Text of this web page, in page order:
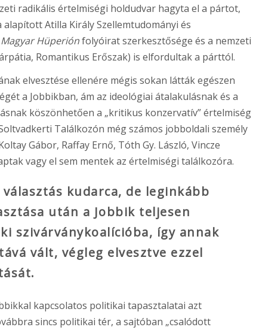
radikális értelmiségi holdudvar hagyta el a pártot,
Atilla Király Szellemtudományi és
Magyar Hüperiónfolyóirat szerkesztősége és a nemzeti
Romantikus Erőszak) is elfordultak a párttól.
elvesztése ellenére mégis sokan látták egészen
a Jobbikban, ám az ideológiai átalakulásnak és a
köszönhetően a „kritikus konzervatív” értelmiség
Találkozón még számos jobboldali személy
Gábor, Raffay Ernő, Tóth Gy. László, Vincze
vagy el sem mentek az értelmiségi találkozóra.
kudarca, de leginkább
után a Jobbik teljesen
szivárványkoalícióba, így annak
vált, végleg elvesztve ezzel
kapcsolatos politikai tapasztalatai azt
sincs politikai tér, a sajtóban „csalódott